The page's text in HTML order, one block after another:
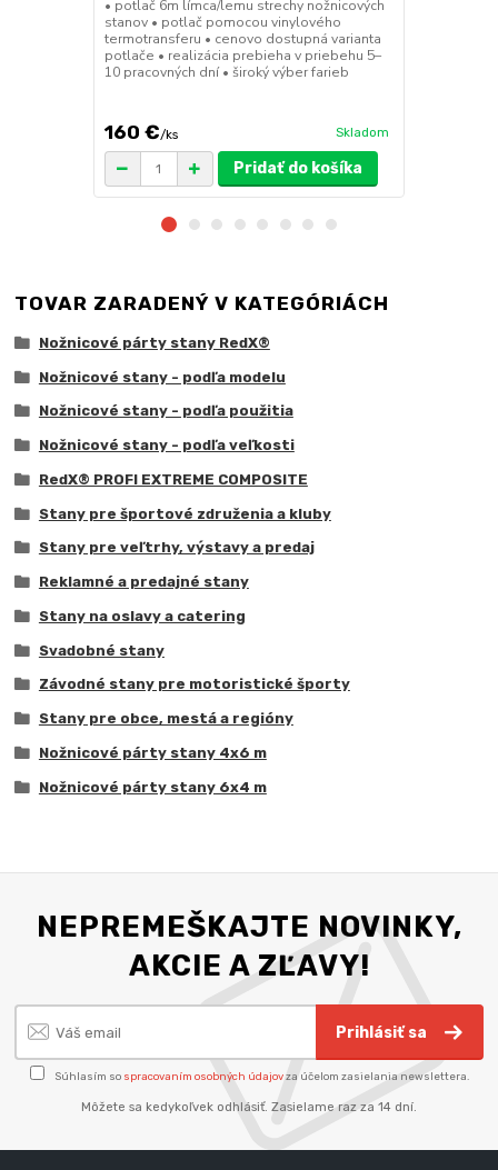
• potlač 6m límca/lemu strechy nožnicových
stanov • potlač pomocou vinylového
termotransferu • cenovo dostupná varianta
potlače • realizácia prebieha v priebehu 5–
10 pracovných dní • široký výber farieb
160 €/ks Skladom
Pridať do košíka
TOVAR ZARADENÝ V KATEGÓRIÁCH
Nožnicové párty stany RedX®
Nožnicové stany - podľa modelu
Nožnicové stany - podľa použitia
Nožnicové stany - podľa veľkosti
RedX® PROFI EXTREME COMPOSITE
Stany pre športové združenia a kluby
Stany pre veľtrhy, výstavy a predaj
Reklamné a predajné stany
Stany na oslavy a catering
Svadobné stany
Závodné stany pre motoristické športy
Stany pre obce, mestá a regióny
Nožnicové párty stany 4x6 m
Nožnicové párty stany 6x4 m
NEPREMEŠKAJTE NOVINKY,
AKCIE A ZĽAVY!
Prihlásiť sa
Súhlasím so spracovaním osobných údajovza účelom zasielania newslettera.
Môžete sa kedykoľvek odhlásiť. Zasielame raz za 14 dní.